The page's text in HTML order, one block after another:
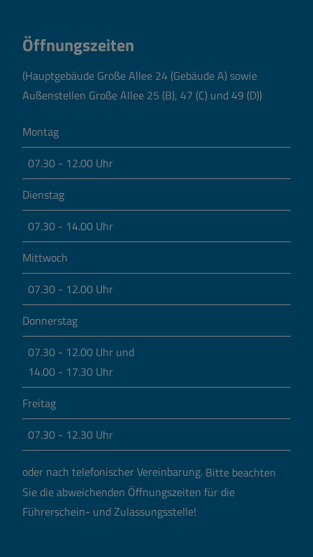
Öffnungszeiten
(Hauptgebäude Große Allee 24 (Gebäude A) sowie
Außenstellen Große Allee 25 (B), 47 (C) und 49 (D))
Montag
07.30 - 12.00 Uhr
Dienstag
07.30 - 14.00 Uhr
Mittwoch
07.30 - 12.00 Uhr
Donnerstag
07.30 - 12.00 Uhr und
14.00 - 17.30 Uhr
Freitag
07.30 - 12.30 Uhr
oder nach telefonischer Vereinbarung. Bitte beachten
Sie die abweichenden Öffnungszeiten für die
Führerschein- und Zulassungsstelle!